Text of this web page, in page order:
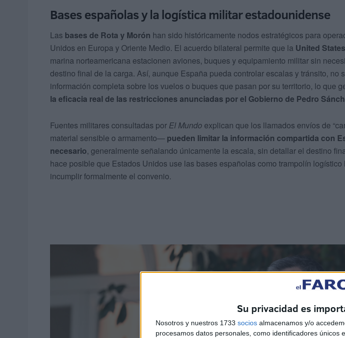
Su privacidad es
Nosotros y nuestros 1733 socios almacenamos y/o
procesamos datos personales, como identificadores únicos
Bases españolas y la logística militar estadounidense
Las bases de Rota y Morón han sido históricamente nodos estratégicos para
Unidos en Europa y Oriente Medio. El acuerdo bilateral permite que la United
marina norteamericana estacionen aviones, buques y equipamiento militar sin
destino final de la carga. Así, aunque España pueda controlar escalas y tránsito, no
información completa sobre los vuelos o buques que pasan por su territorio, lo que
la eficacia real de las restricciones anunciadas por el Gobierno de Pedro
Fuentes militares consultadas por El Mundo explican que los llamados envíos de
material sensible o armamento— pueden limitar la información compartida con
necesario, generalmente señalando únicamente la escala, sin detallar el destino
hace posible que Estados Unidos use las bases españolas como trampolín logístico
incumplir formalmente el convenio.